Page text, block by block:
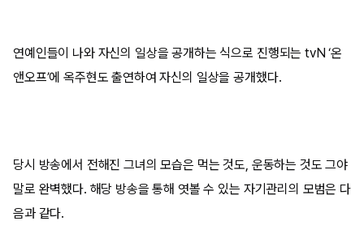
연예인들이 나와 자신의 일상을 공개하는 식으로 진행되는 tvN ‘온
앤오프’에 옥주현도 출연하여 자신의 일상을 공개했다.
당시 방송에서 전해진 그녀의 모습은 먹는 것도, 운동하는 것도 그야
말로 완벽했다. 해당 방송을 통해 엿볼 수 있는 자기관리의 모범은 다
음과 같다.